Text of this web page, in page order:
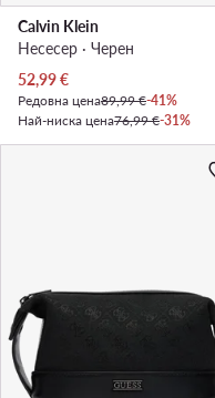
Calvin Klein
Несесер · Черен
Актуална цена
52,99€
Редовна цена89,99 €-41%
Най-ниска цена76,99 €-31%